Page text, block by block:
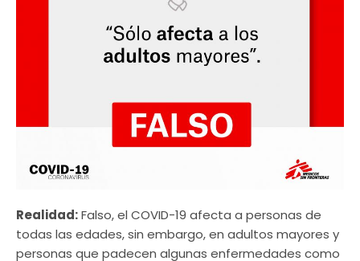
Realidad:Falso, el COVID-19 afecta a personas de
todas las edades, sin embargo, en adultos mayores y
personas que padecen algunas enfermedades como